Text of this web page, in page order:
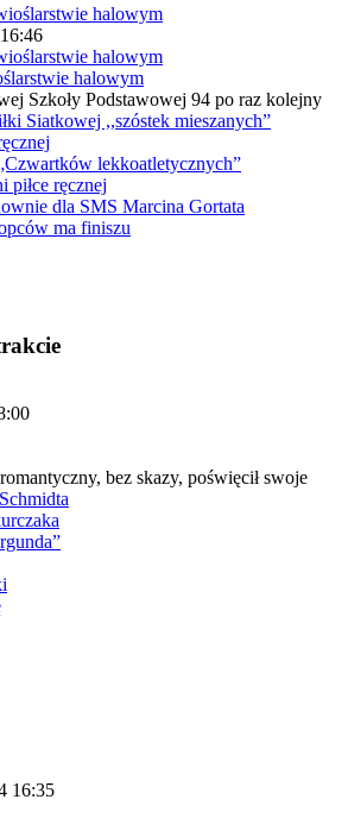
halowym
Szkoły Podstawowej 94 po raz kolejny
Siatkowej ,,szóstek mieszanych”
lekkoatletycznych”
piłce ręcznej
dla SMS Marcina Gortata
ma finiszu
bez skazy, poświęcił swoje
16:35